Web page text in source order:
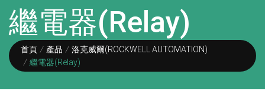
繼電器(Relay)
首頁 產品
洛克威爾(ROCKWELL AUTOMATION)
繼電器(Relay)